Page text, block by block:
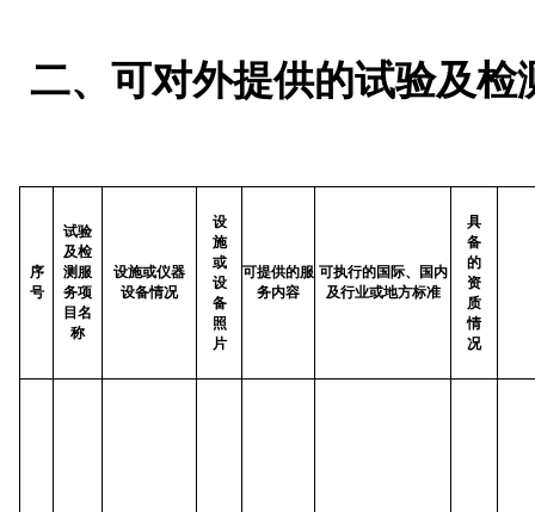
二、可对外提供的试验及检
序
号
试验
及检
测服
务项
目名
称
设施或仪器
设备情况
设
施
或
设
备
照
片
可提供的服
务内容
可执行的国际、国内
及行业或地方标准
具
备
的
资
质
情
况